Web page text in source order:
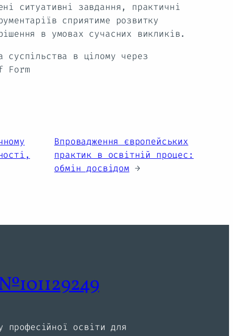
ситуативні завдання, практичні
сприятиме розвитку
в умовах сучасних викликів.
суспільства в цілому через
Form
Впровадження європейських
практик в освітній процес:
обмін досвідом →
професійної освіти для